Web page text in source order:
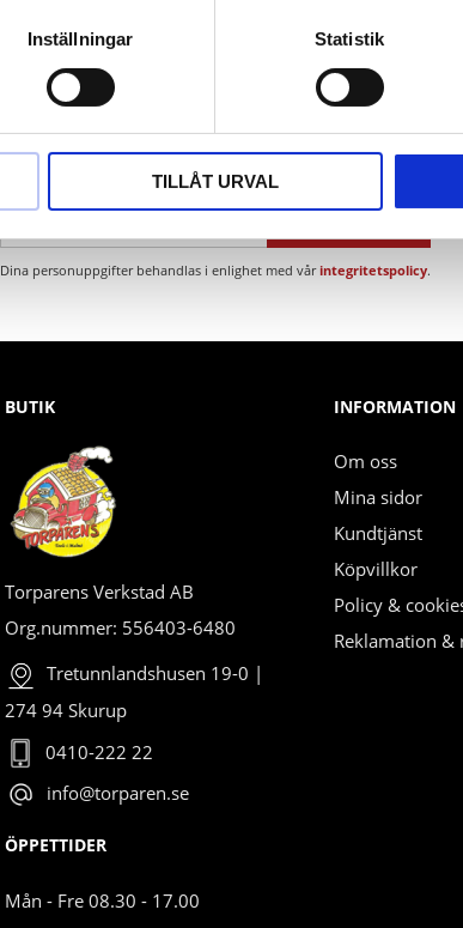
Inställningar Statistik
TILLÅT URVAL
Nyhetsbrev
PRENUMERERA
Dina personuppgifter behandlas i enlighet med vårintegritetspolicy.
BUTIK
Torparens Verkstad AB
Org.nummer: 556403-6480
Tretunnlandshusen 19-0 |
274 94 Skurup
0410-222 22
info@torparen.se
ÖPPETTIDER
Mån - Fre 08.30 - 17.00
INFORMATION
Om oss
Mina sidor
Kundtjänst
Köpvillkor
Policy &
Reklamation &